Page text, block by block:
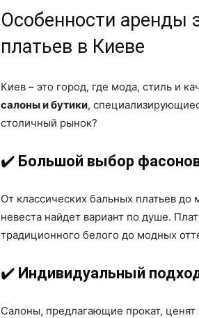
Особенности аренды
платьев в Киеве
Киев – это город, где мода, стиль и
салоны и бутики,
столичный рынок?
✔️ Большой выбор
От классических бальных платьев
невеста найдет вариант по душе.
традиционного белого до модных
✔️ Индивидуальный
Салоны, предлагающие прокат,